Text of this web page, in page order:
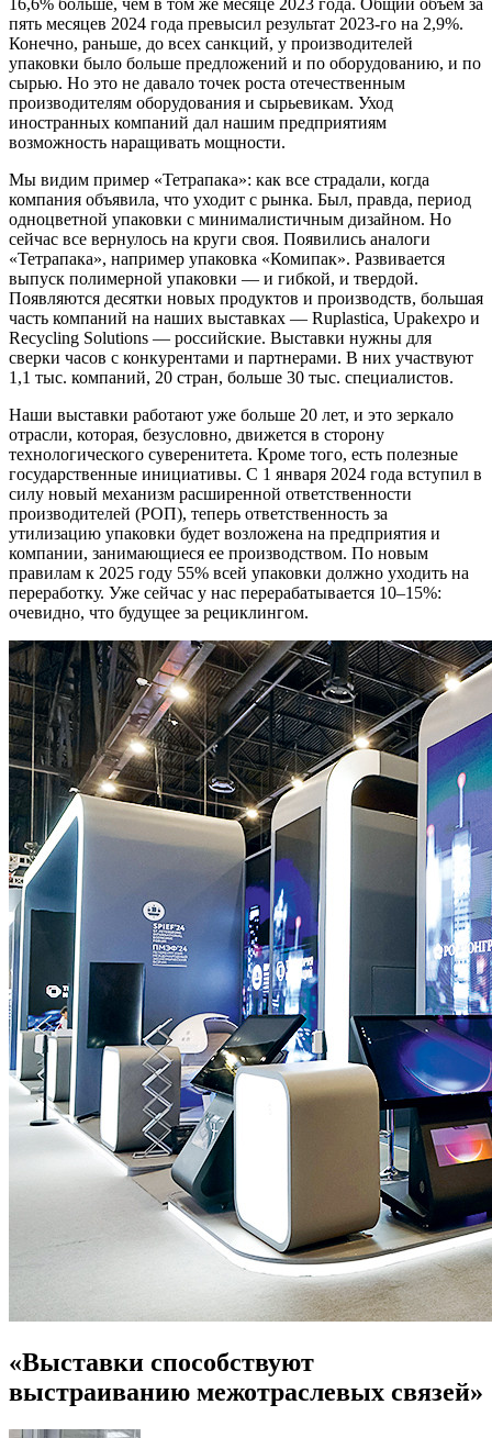
16,6% больше, чем в том же месяце 2023 года. Общий объем за
пять месяцев 2024 года превысил результат 2023-го на 2,9%.
Конечно, раньше, до всех санкций, у производителей
упаковки было больше предложений и по оборудованию, и по
сырью. Но это не давало точек роста отечественным
производителям оборудования и сырьевикам. Уход
иностранных компаний дал нашим предприятиям
возможность наращивать мощности.
Мы видим пример «Тетрапака»: как все страдали, когда
компания объявила, что уходит с рынка. Был, правда, период
одноцветной упаковки с минималистичным дизайном. Но
сейчас все вернулось на круги своя. Появились аналоги
«Тетрапака», например упаковка «Комипак». Развивается
выпуск полимерной упаковки — и гибкой, и твердой.
Появляются десятки новых продуктов и производств, большая
часть компаний на наших выставках — Ruplastica, Upakexpo и
Recycling Solutions — российские. Выставки нужны для
сверки часов с конкурентами и партнерами. В них участвуют
1,1 тыс. компаний, 20 стран, больше 30 тыс. специалистов.
Наши выставки работают уже больше 20 лет, и это зеркало
отрасли, которая, безусловно, движется в сторону
технологического суверенитета. Кроме того, есть полезные
государственные инициативы. С 1 января 2024 года вступил в
силу новый механизм расширенной ответственности
производителей (РОП), теперь ответственность за
утилизацию упаковки будет возложена на предприятия и
компании, занимающиеся ее производством. По новым
правилам к 2025 году 55% всей упаковки должно уходить на
переработку. Уже сейчас у нас перерабатывается 10–15%:
очевидно, что будущее за рециклингом.
«Выставки способствуют
выстраиванию межотраслевых связей»